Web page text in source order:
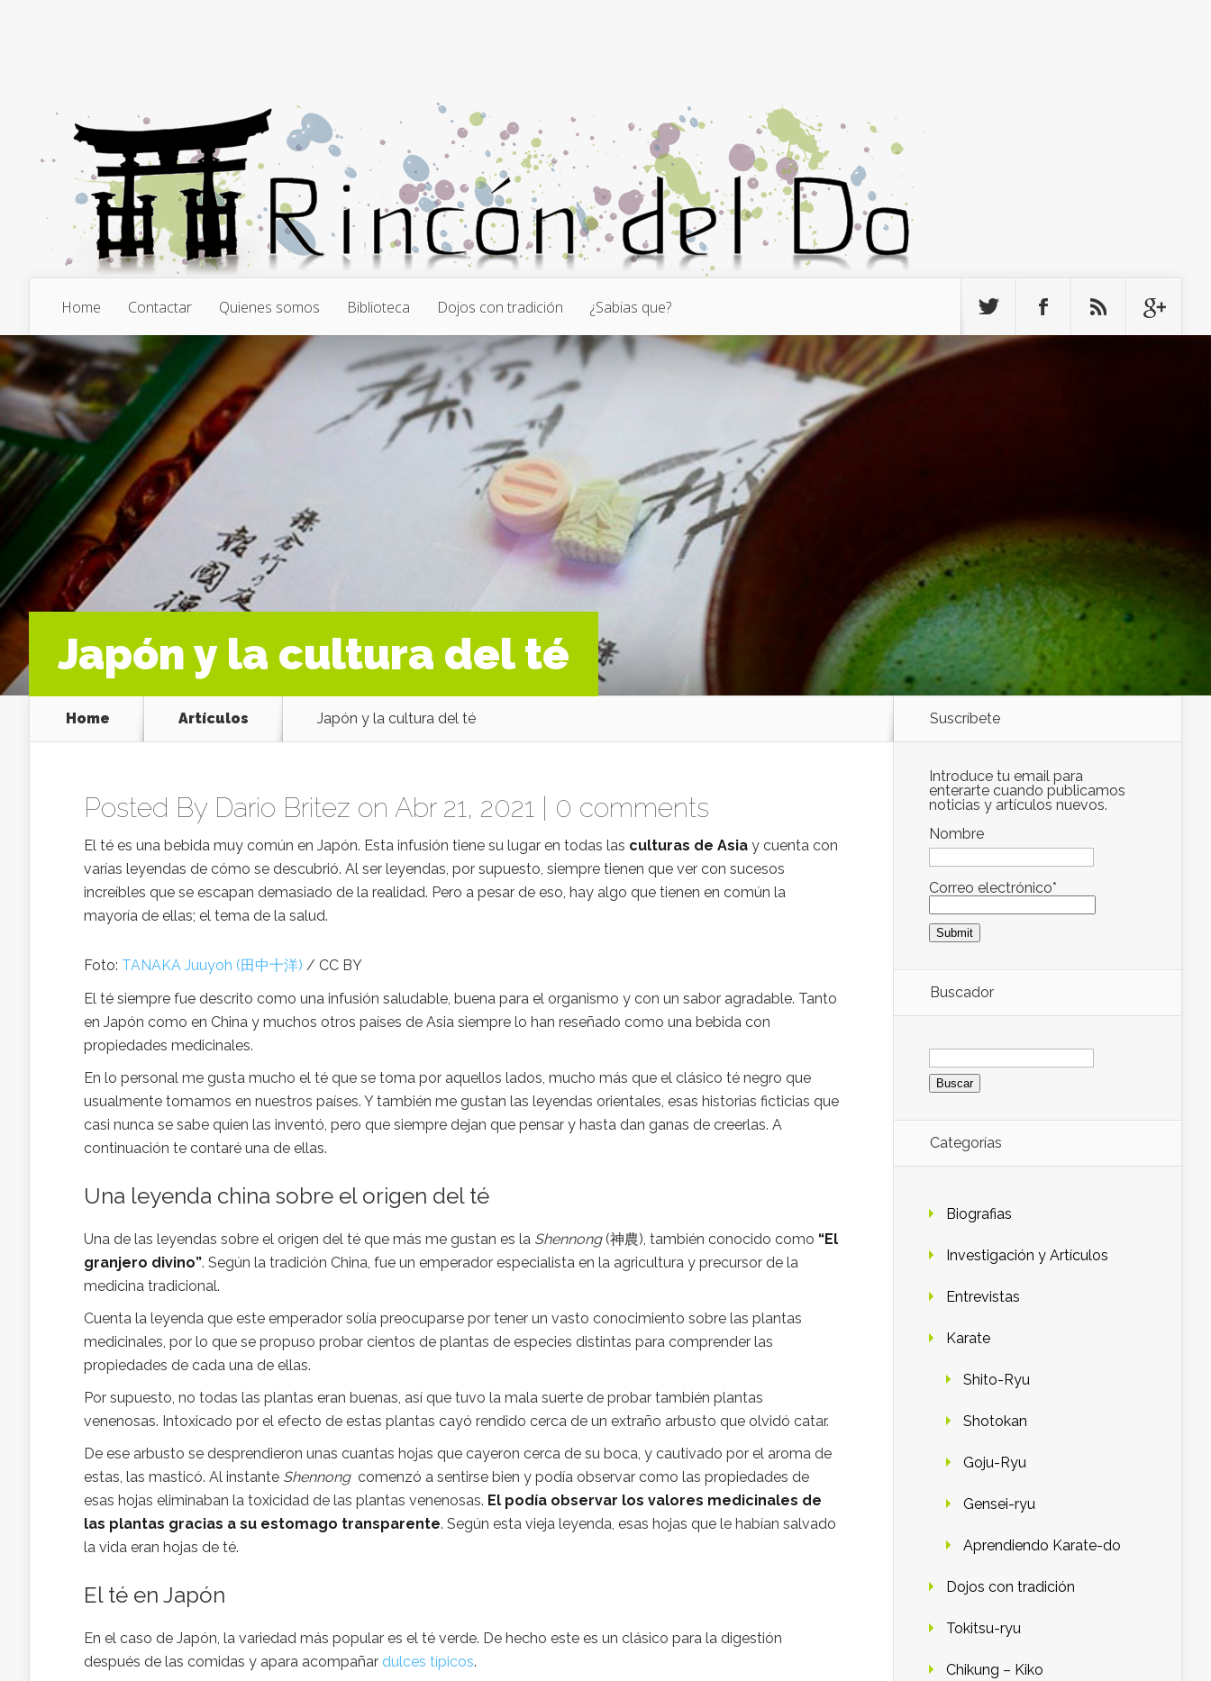
Home Contactar Quienes somos Biblioteca Dojos con tradición ¿Sabias que?
Japón y la cultura del té
Home Artículos Japón y la cultura del té
Posted By Dario Britez on Abr 21, 2021 | 0 comments
El té es una bebida muy común en Japón. Esta infusión tiene su lugar en todas las culturas de Asia y cuenta con
varías leyendas de cómo se descubrió. Al ser leyendas, por supuesto, siempre tienen que ver con sucesos
increíbles que se escapan demasiado de la realidad. Pero a pesar de eso, hay algo que tienen en común la
mayoría de ellas; el tema de la salud.
Foto: TANAKA Juuyoh (田中十洋) / CC BY
El té siempre fue descrito como una infusión saludable, buena para el organismo y con un sabor agradable. Tanto
en Japón como en China y muchos otros países de Asia siempre lo han reseñado como una bebida con
propiedades medicinales.
En lo personal me gusta mucho el té que se toma por aquellos lados, mucho más que el clásico té negro que
usualmente tomamos en nuestros países. Y también me gustan las leyendas orientales, esas historias ficticias que
casi nunca se sabe quien las inventó, pero que siempre dejan que pensar y hasta dan ganas de creerlas. A
continuación te contaré una de ellas.
Una leyenda china sobre el origen del té
Una de las leyendas sobre el origen del té que más me gustan es la Shennong(神農), también conocido como “El
granjero divino”. Según la tradición China, fue un emperador especialista en la agricultura y precursor de la
medicina tradicional.
Cuenta la leyenda que este emperador solía preocuparse por tener un vasto conocimiento sobre las plantas
medicinales, por lo que se propuso probar cientos de plantas de especies distintas para comprender las
propiedades de cada una de ellas.
Por supuesto, no todas las plantas eran buenas, así que tuvo la mala suerte de probar también plantas
venenosas. Intoxicado por el efecto de estas plantas cayó rendido cerca de un extraño arbusto que olvidó catar.
De ese arbusto se desprendieron unas cuantas hojas que cayeron cerca de su boca, y cautivado por el aroma de
estas, las masticó. Al instante Shennongcomenzó a sentirse bien y podía observar como las propiedades de
esas hojas eliminaban la toxicidad de las plantas venenosas. El podía observar los valores medicinales de
las plantas gracias a su estomago transparente. Según esta vieja leyenda, esas hojas que le habían salvado
la vida eran hojas de té.
El té en Japón
En el caso de Japón, la variedad más popular es el té verde. De hecho este es un clásico para la digestión
después de las comidas y apara acompañar dulces típicos.
Suscríbete
Introduce tu email para
enterarte cuando publicamos
noticias y artículos nuevos.
Nombre
Correo electrónico*
Buscador
Buscar:
Categorías
Biografias
Investigación y Artículos
Entrevistas
Karate
Shito-Ryu
Shotokan
Goju-Ryu
Gensei-ryu
Aprendiendo Karate-do
Dojos con tradición
Tokitsu-ryu
Chikung – Kiko